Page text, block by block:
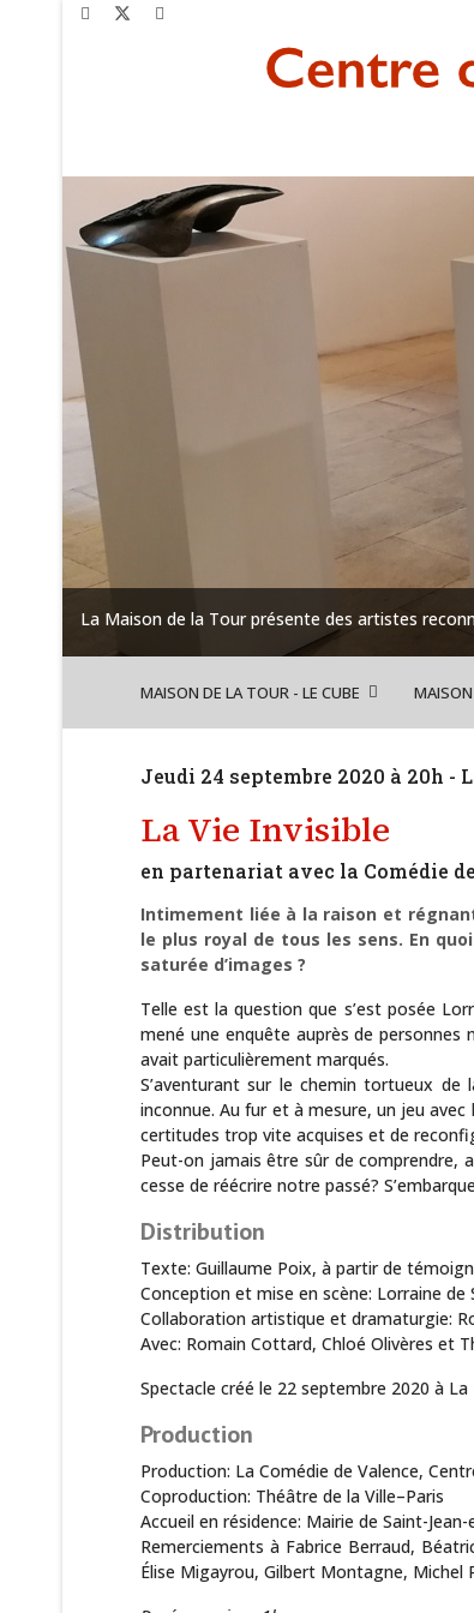
La Maison de la Tour présente des artistes
MAISON DE LA TOUR - LE CUBE
Jeudi 24 septembre 2020 à 20h -
La Vie Invisible
en partenariat avec la Comédie
Intimement liée à la raison et
le plus royal de tous les sens. En
saturée d’images ?
Telle est la question que s’est posée
mené une enquête auprès de personnes
avait particulièrement marqués.
S’aventurant sur le chemin tortueux de
inconnue. Au fur et à mesure, un jeu
certitudes trop vite acquises et de
Peut-on jamais être sûr de comprendre,
cesse de réécrire notre passé?
Distribution
Texte: Guillaume Poix, à partir de
Conception et mise en scène: Lorraine de
Collaboration artistique et dramaturgie:
Avec: Romain Cottard, Chloé Olivères et
Spectacle créé le 22 septembre 2020 à
Production
Production: La Comédie de Valence,
Coproduction: Théâtre de la Ville–Paris
Accueil en résidence: Mairie de Saint-Jean-
Remerciements à Fabrice Berraud,
Élise Migayrou, Gilbert Montagne, Michel